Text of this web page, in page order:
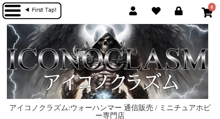
0
アイコノクラズム:ウォーハンマー 通信販売 / ミニチュアホビ
ー専門店